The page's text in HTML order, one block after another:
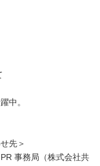
中。
先＞
事務局（株式会社共